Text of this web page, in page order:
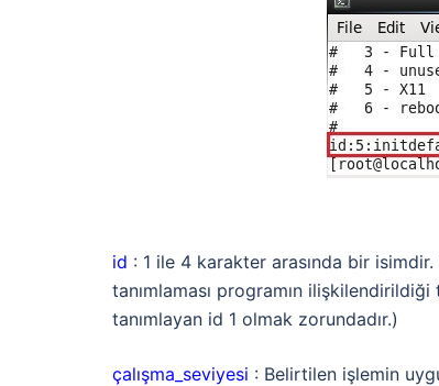
id : 1 ile 4 karakter arasında bir
tanımlaması programın
tanımlayan id 1 olmak zorundadır.)
çalışma_seviyesi : Belirtilen işlemin